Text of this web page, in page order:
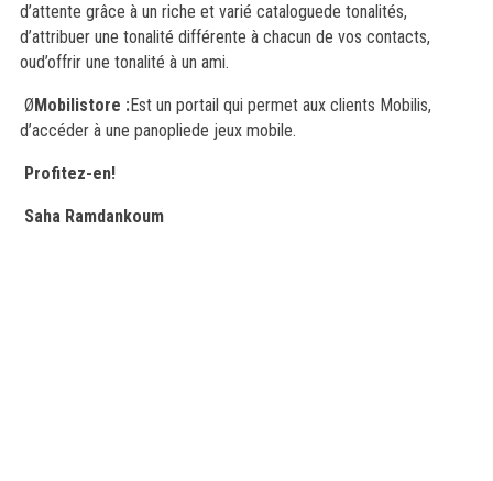
d’attente grâce à un riche et varié cataloguede tonalités,
d’attribuer une tonalité différente à chacun de vos contacts,
oud’offrir une tonalité à un ami.
ØMobilistore :Est un portail qui permet aux clients Mobilis,
d’accéder à une panopliede jeux mobile.
Profitez-en!
Saha Ramdankoum